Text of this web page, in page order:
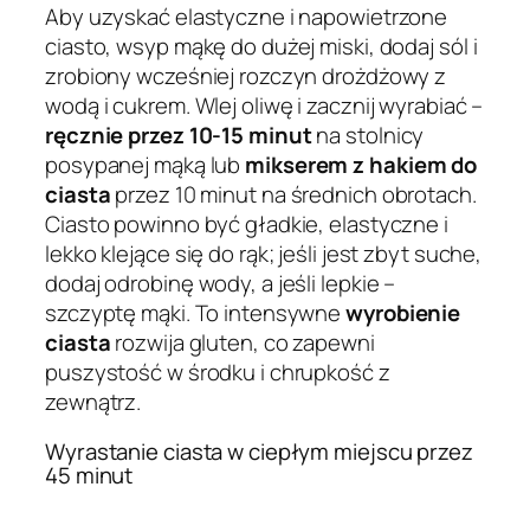
Aby uzyskać elastyczne i napowietrzone
ciasto, wsyp mąkę do dużej miski, dodaj sól i
zrobiony wcześniej rozczyn drożdżowy z
wodą i cukrem. Wlej oliwę i zacznij wyrabiać –
ręcznie przez 10-15 minutna stolnicy
posypanej mąką lub mikserem z hakiem do
ciastaprzez 10 minut na średnich obrotach.
Ciasto powinno być gładkie, elastyczne i
lekko klejące się do rąk; jeśli jest zbyt suche,
dodaj odrobinę wody, a jeśli lepkie –
szczyptę mąki. To intensywnewyrobienie
ciastarozwija gluten, co zapewni
puszystość w środku i chrupkość z
zewnątrz.
Wyrastanie ciasta w ciepłym miejscu przez
45 minut